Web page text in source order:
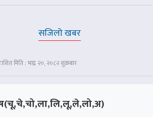
सजिलो खबर
मिति : भाद्र २०, २०८२ शुक्रबार